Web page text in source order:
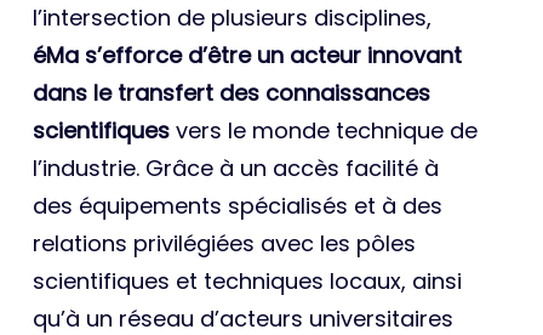
l’intersection de plusieurs disciplines,
éMa s’efforce d’être un acteur innovant
dans le transfert des connaissances
scientifiques vers le monde technique de
l’industrie. Grâce à un accès facilité à
des équipements spécialisés et à des
relations privilégiées avec les pôles
scientifiques et techniques locaux, ainsi
qu’à un réseau d’acteurs universitaires